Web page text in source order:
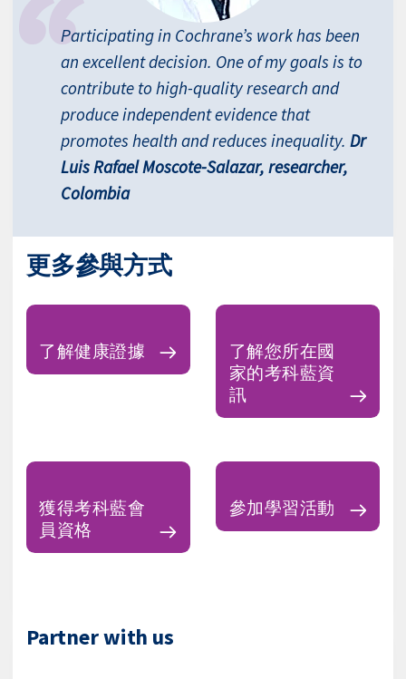
Participating in Cochrane’s work has been
an excellent decision. One of my goals is to
contribute to high-quality research and
produce independent evidence that
promotes health and reduces inequality. Dr
Luis Rafael Moscote-Salazar, researcher,
Colombia
更多參與方式
了解健康證據
了解您所在國
家的考科藍資
訊
獲得考科藍會
員資格
參加學習活動
Partner with us